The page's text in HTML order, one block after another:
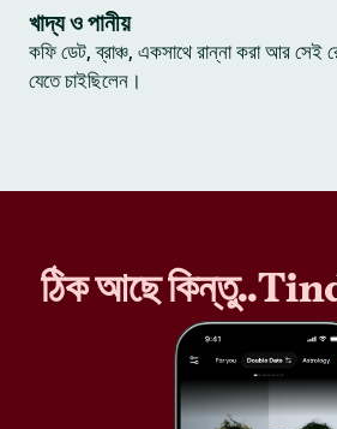
খাদ্য ও পানীয়
কফি ডেট, ব্রাঞ্চ, একসাথে রান্না করা আর সেই
যেতে চাইছিলেন।
ঠিক আছে